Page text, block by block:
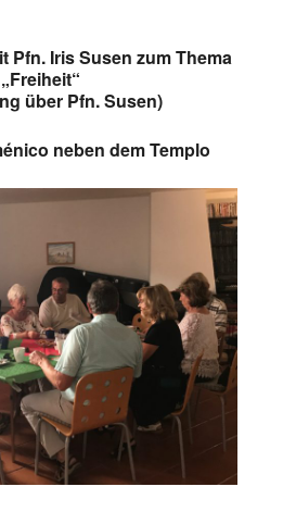
Pfn. Iris Susen zum Thema
„Freiheit“
über Pfn. Susen)
neben dem Templo